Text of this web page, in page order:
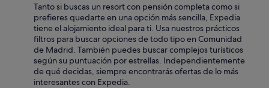
Tanto si buscas un resort con pensión completa como si
prefieres quedarte en una opción más sencilla, Expedia
tiene el alojamiento ideal para ti. Usa nuestros prácticos
filtros para buscar opciones de todo tipo en Comunidad
de Madrid. También puedes buscar complejos turísticos
según su puntuación por estrellas. Independientemente
de qué decidas, siempre encontrarás ofertas de lo más
interesantes con Expedia.